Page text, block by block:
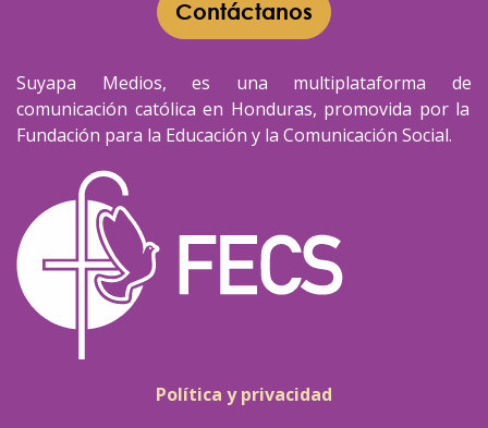
Contáctanos​​
Suyapa Medios, es una multiplataforma de
comunicación católica en Honduras, promovida por la
Fundación para la Educación y la Comunicación Social.
Política y privacidad